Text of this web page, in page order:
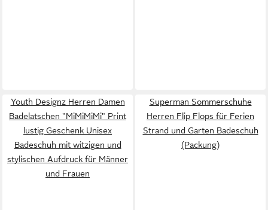
Youth Designz Herren Damen
Badelatschen "MiMiMiMi" Print
lustig Geschenk Unisex
Badeschuh mit witzigen und
stylischen Aufdruck für Männer
und Frauen
Superman Sommerschuhe
Herren Flip Flops für Ferien
Strand und Garten Badeschuh
(Packung)